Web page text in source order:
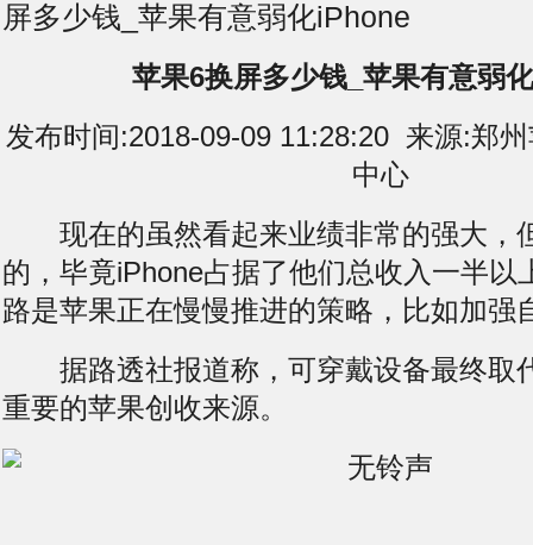
屏多少钱_苹果有意弱化iPhone
苹果6换屏多少钱_苹果有意弱
发布时间:2018-09-09 11:28:20 来源:郑
中心
现在的虽然看起来业绩非常的强大，
的，毕竟iPhone占据了他们总收入一半以
路是苹果正在慢慢推进的策略，比如加强
据路透社报道称，可穿戴设备最终取
重要的苹果创收来源。